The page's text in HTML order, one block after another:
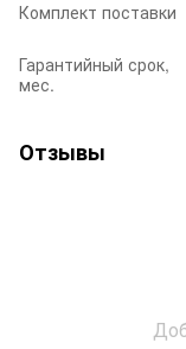
Комплект поставки
Гарантийный срок,
мес.
Отзывы